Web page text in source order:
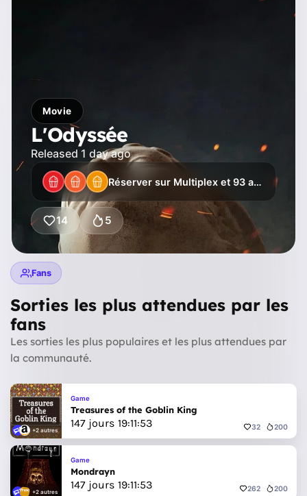
Movie
L'Odyssée
Released 1 day ago
Réserver sur Multiplex et 93 autres
14 5
Fans
Sorties les plus attendues par les
fans
Les sorties les plus populaires et les plus attendues par
la communauté.
+2 autres
Game
Treasures of the Goblin King
147 jours 19:11:51 32 200
+2 autres
Game
Mondrayn
147 jours 19:11:51 262 200